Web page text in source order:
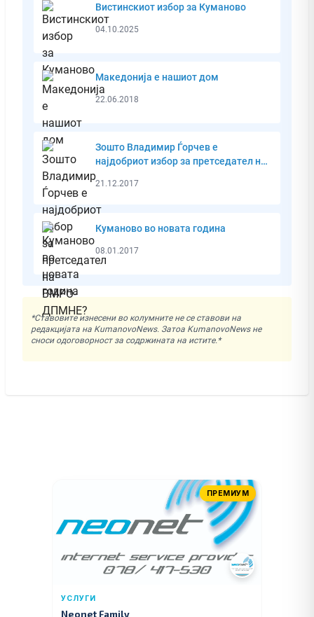
Вистинскиот избор за Куманово
04.10.2025
Македонија е нашиот дом
22.06.2018
Зошто Владимир Ѓорчев е
најдобриот избор за претседател на
ВМРО-ДПМНЕ?
21.12.2017
Куманово во новата година
08.01.2017
*Ставовите изнесени во колумните не се ставови на
редакцијата на KumanovoNews. Затоа KumanovoNews не
сноси одоговорност за содржината на истите.*
ПРЕМИУМ
УСЛУГИ
Neonet Family